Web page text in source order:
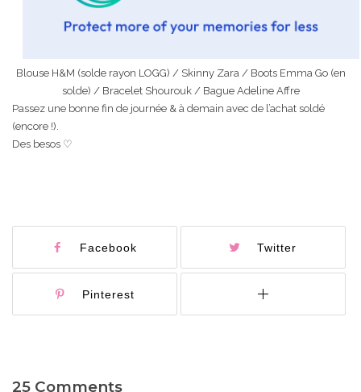
Blouse H&M (solde rayon LOGG) / Skinny Zara / Boots Emma Go (en
solde) / Bracelet Shourouk / Bague Adeline Affre
Passez une bonne fin de journée & à demain avec de l’achat soldé
(encore !).
Des besos ♡
Facebook Twitter
Pinterest
25 Comments